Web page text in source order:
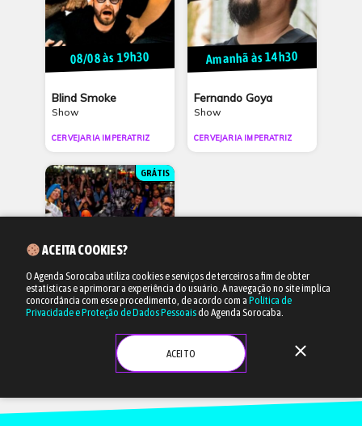
08/08 às 19h30
Blind Smoke
Show
CERVEJARIA IMPERATRIZ
Amanhã às 14h30
Fernando Goya
Show
CERVEJARIA IMPERATRIZ
GRÁTIS
14/08 às 17h
Geek Festival Asiático
Música e gastronomia
ACEITA COOKIES?
O Agenda Sorocaba utiliza cookies e serviços de terceiros a fim de obter
estatísticas e aprimorar a experiência do usuário. A navegação no site implica
concordância com esse procedimento, de acordo com a Política de
Privacidade e Proteção de Dados Pessoaisdo Agenda Sorocaba.
ACEITO close